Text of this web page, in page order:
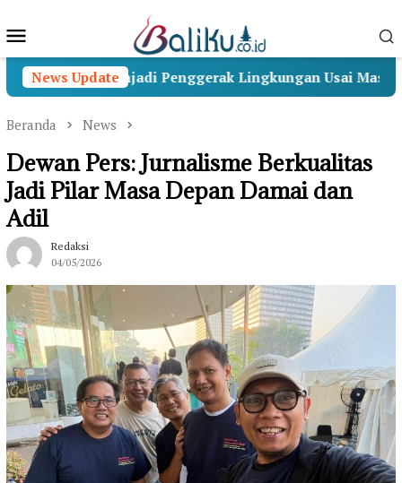
ke
Mobile
News Update
Menjadi Penggerak Lingkungan Usai Masa
Beranda News
Dewan Pers: Jurnalisme Berkualitas
Jadi Pilar Masa Depan Damai dan
Adil
Redaksi
04/05/2026